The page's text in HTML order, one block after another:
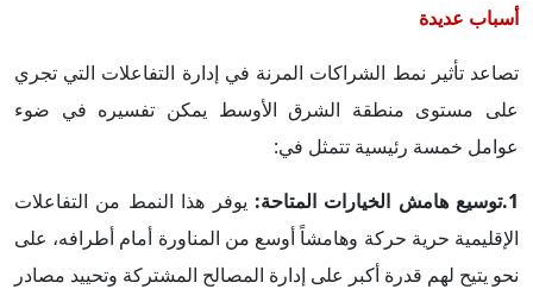
أسباب عديدة
تصاعد تأثير نمط الشراكات المرنة في إدارة التفاعلات التي تجري
على مستوى منطقة الشرق الأوسط يمكن تفسيره في ضوء
عوامل خمسة رئيسية تتمثل في:
1.توسيع هامش الخيارات المتاحة:
يوفر هذا النمط من التفاعلات
الإقليمية حرية حركة وهامشاً أوسع من المناورة أمام أطرافه، على
نحو يتيح لهم قدرة أكبر على إدارة المصالح المشتركة وتحييد مصادر